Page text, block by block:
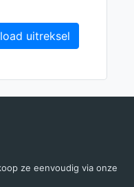
uitreksel
ze eenvoudig via onze